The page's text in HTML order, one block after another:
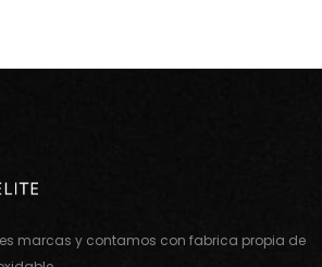
marcas y contamos con fabrica propia de